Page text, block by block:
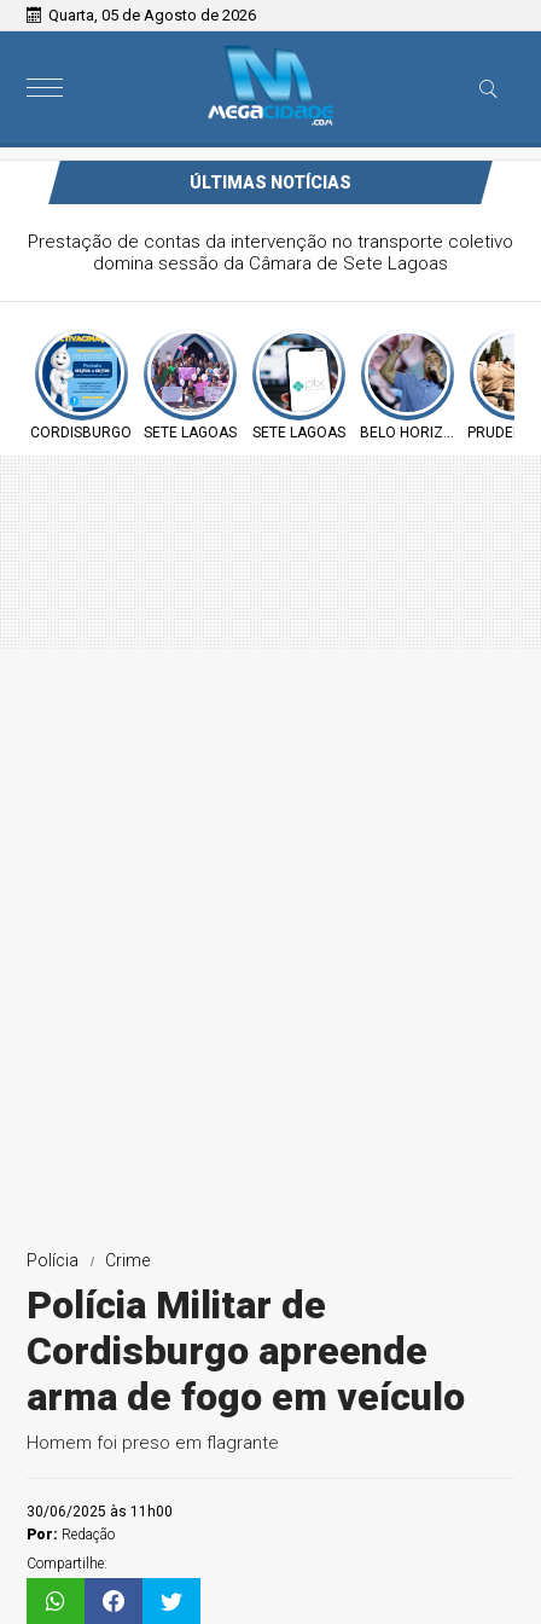
Quarta, 05 de Agosto de 2026
ÚLTIMAS NOTÍCIAS
Prefeitura de Cordisburgo inicia Campanha Nacional de
Multivacinação para crianças e adolescentes
CORDISBURGO SETE LAGOAS SETE LAGOAS BELO HORIZONTE
Polícia Crime
Polícia Militar de
Cordisburgo apreende
arma de fogo em veículo
Homem foi preso em flagrante
30/06/2025 às 11h00
Por: Redação
Compartilhe: